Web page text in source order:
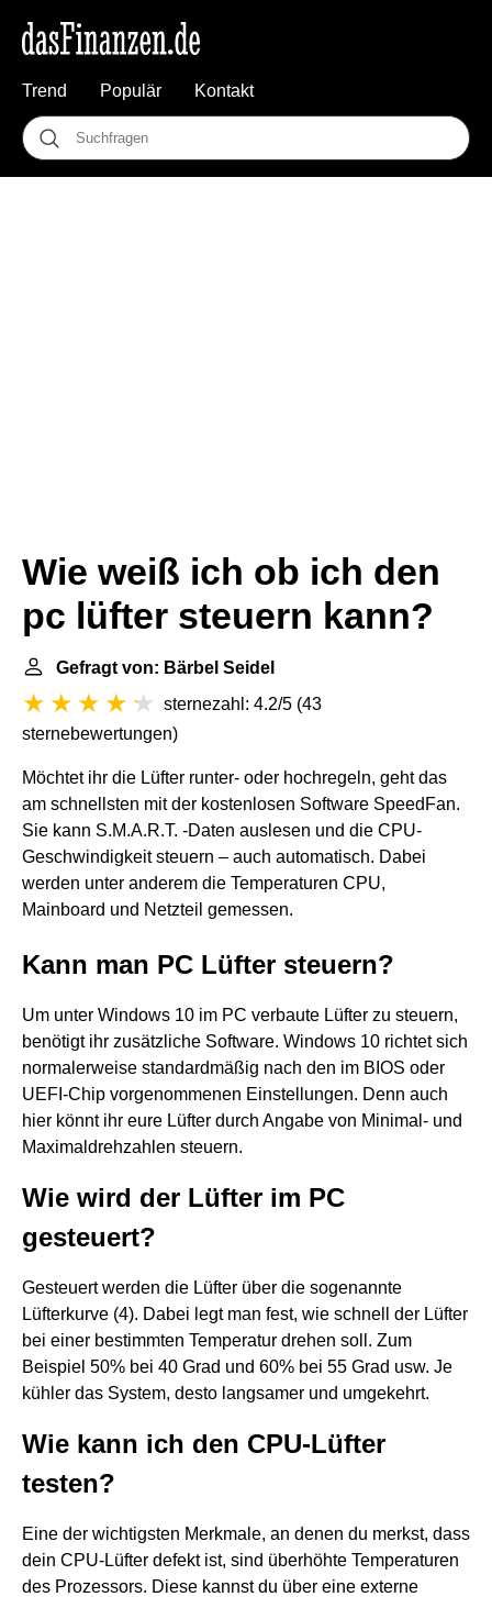
Trend Populär Kontakt
Wie weiß ich ob ich den
pc lüfter steuern kann?
Gefragt von: Bärbel Seidel
sternezahl: 4.2/5 (43
sternebewertungen)
Möchtet ihr die Lüfter runter- oder hochregeln, geht das
am schnellsten mit der kostenlosen Software SpeedFan.
Sie kann S.M.A.R.T. -Daten auslesen und die CPU-
Geschwindigkeit steuern – auch automatisch. Dabei
werden unter anderem die Temperaturen CPU,
Mainboard und Netzteil gemessen.
Kann man PC Lüfter steuern?
Um unter Windows 10 im PC verbaute Lüfter zu steuern,
benötigt ihr zusätzliche Software. Windows 10 richtet sich
normalerweise standardmäßig nach den im BIOS oder
UEFI-Chip vorgenommenen Einstellungen. Denn auch
hier könnt ihr eure Lüfter durch Angabe von Minimal- und
Maximaldrehzahlen steuern.
Wie wird der Lüfter im PC
gesteuert?
Gesteuert werden die Lüfter über die sogenannte
Lüfterkurve (4). Dabei legt man fest, wie schnell der Lüfter
bei einer bestimmten Temperatur drehen soll. Zum
Beispiel 50% bei 40 Grad und 60% bei 55 Grad usw. Je
kühler das System, desto langsamer und umgekehrt.
Wie kann ich den CPU-Lüfter
testen?
Eine der wichtigsten Merkmale, an denen du merkst, dass
dein CPU-Lüfter defekt ist, sind überhöhte Temperaturen
des Prozessors. Diese kannst du über eine externe